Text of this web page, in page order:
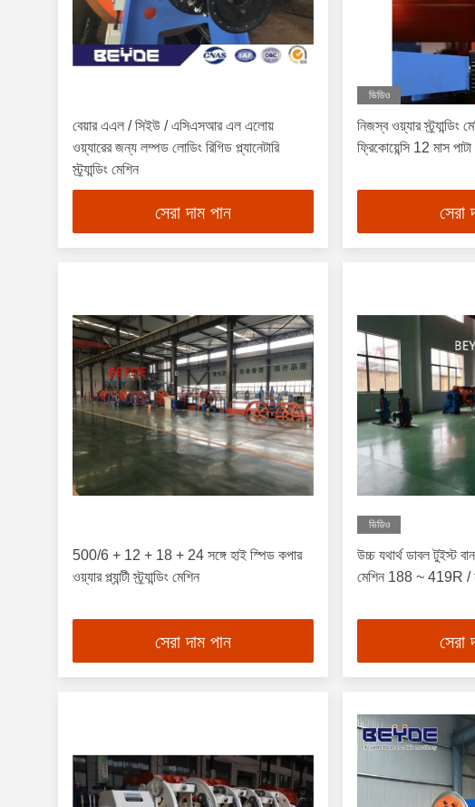
বেয়ার এএল / সিইউ / এসিএসআর এল এলোয়
ওয়্যারের জন্য লম্পড লোডিং রিগিড প্ল্যানেটারি
স্ট্র্যান্ডিং মেশিন
সেরা দাম পান
ভিডিও
নিজস্ব ওয়্যার
ফ্রিকোয়েন্সি 12 মাস পাটা
সেরা
500/6 + 12 + 18 + 24 সঙ্গে হাই স্পিড কপার
ওয়্যার প্ল্যান্টী স্ট্র্যান্ডিং মেশিন
সেরা দাম পান
ভিডিও
উচ্চ যথার্থ ডাবল টুইস্ট
মেশিন 188 ~ 419R /
সেরা